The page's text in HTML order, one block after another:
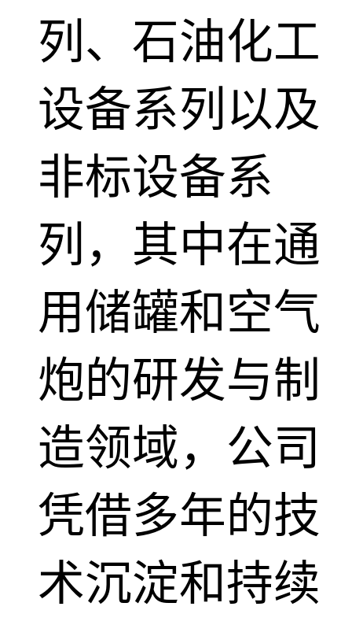
列、石油化工
设备系列以及
非标设备系
列，其中在通
用储罐和空气
炮的研发与制
造领域，公司
凭借多年的技
术沉淀和持续